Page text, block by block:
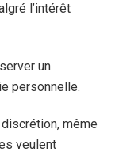
l’intérêt
un
personnelle.
même
veulent